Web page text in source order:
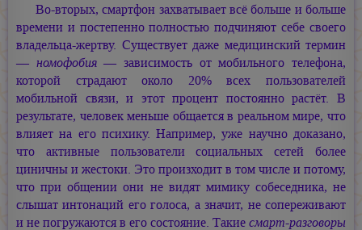
Во-вторых, смартфон захватывает всё больше и больше
времени и постепенно полностью подчиняют себе своего
владельца-жертву. Существует даже медицинский термин
— номофобия— зависимость от мобильного телефона,
которой страдают около 20% всех пользователей
мобильной связи, и этот процент постоянно растёт. В
результате, человек меньше общается в реальном мире, что
влияет на его психику. Например, уже научно доказано,
что активные пользователи социальных сетей более
циничны и жестоки. Это произходит в том числе и потому,
что при общении они не видят мимику собеседника, не
слышат интонаций его голоса, а значит, не сопереживают
и не погружаются в его состояние. Такиесмарт-разговоры